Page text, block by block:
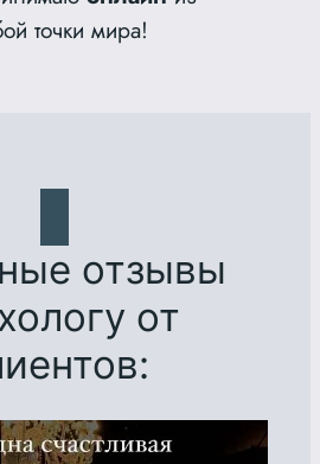
точки мира!
отзывы
от